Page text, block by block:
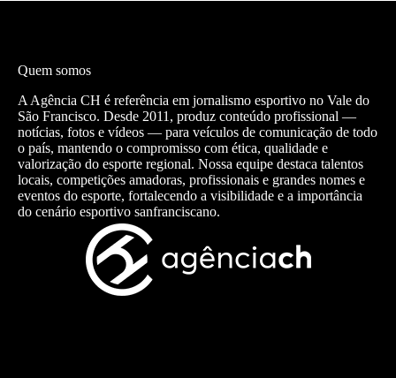
Quem somos
A Agência CH é referência em jornalismo esportivo no Vale do
São Francisco. Desde 2011, produz conteúdo profissional —
notícias, fotos e vídeos — para veículos de comunicação de todo
o país, mantendo o compromisso com ética, qualidade e
valorização do esporte regional. Nossa equipe destaca talentos
locais, competições amadoras, profissionais e grandes nomes e
eventos do esporte, fortalecendo a visibilidade e a importância
do cenário esportivo sanfranciscano.